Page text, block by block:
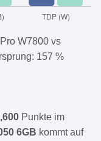
W7800 vs
157 %
Punkte im
6GB kommt auf